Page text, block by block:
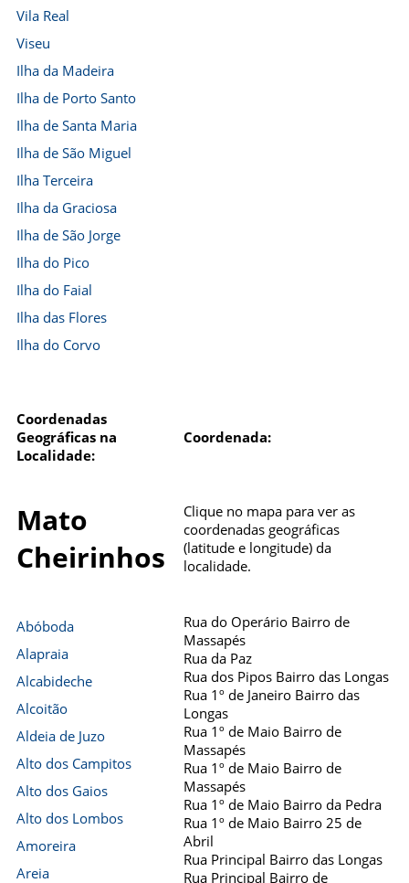
Vila Real
Viseu
Ilha da Madeira
Ilha de Porto Santo
Ilha de Santa Maria
Ilha de São Miguel
Ilha Terceira
Ilha da Graciosa
Ilha de São Jorge
Ilha do Pico
Ilha do Faial
Ilha das Flores
Ilha do Corvo
Coordenadas
Geográficas na
Localidade:
Coordenada:
Mato
Cheirinhos
Clique no mapa para ver as
coordenadas geográficas
(latitude e longitude) da
localidade.
Abóboda
Alapraia
Alcabideche
Alcoitão
Aldeia de Juzo
Alto dos Campitos
Alto dos Gaios
Alto dos Lombos
Amoreira
Areia
Rua do Operário Bairro de
Massapés
Rua da Paz
Rua dos Pipos Bairro das Longas
Rua 1º de Janeiro Bairro das
Longas
Rua 1º de Maio Bairro de
Massapés
Rua 1º de Maio Bairro de
Massapés
Rua 1º de Maio Bairro da Pedra
Rua 1º de Maio Bairro 25 de
Abril
Rua Principal Bairro das Longas
Rua Principal Bairro de